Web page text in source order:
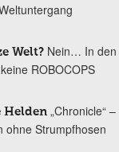
Welt? Nein… In den
ROBOCOPS
Helden „Chronicle“ –
ohne Strumpfhosen